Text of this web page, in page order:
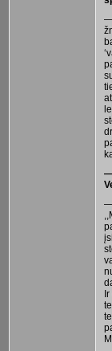
—
—
—